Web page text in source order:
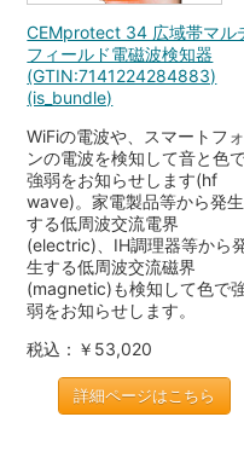
CEMprotect 34 広域帯マル
フィールド電磁波検知器
(GTIN:7141224284883)
(is_bundle)
WiFiの電波や、スマートフォ
ンの電波を検知して音と色
強弱をお知らせします(hf
wave)。家電製品等から発生
する低周波交流電界
(electric)、IH調理器等から
生する低周波交流磁界
(magnetic)も検知して色で
弱をお知らせします。
税込：￥53,020
詳細ページはこちら